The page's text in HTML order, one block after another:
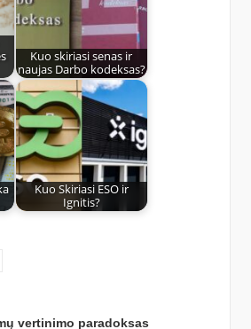
Kuo skiriasi senas ir
naujas Darbo kodeksas?
Kuo Skiriasi ESO ir
Ignitis?
vertinimo paradoksas